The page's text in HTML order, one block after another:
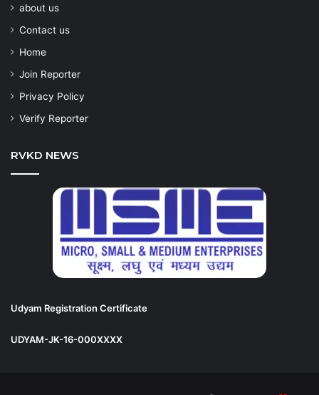
about us
Contact us
Home
Join Reporter
Privacy Policy
Verify Reporter
RVKD NEWS
Udyam Registration Certificate
UDYAM-JK-16-000XXXX